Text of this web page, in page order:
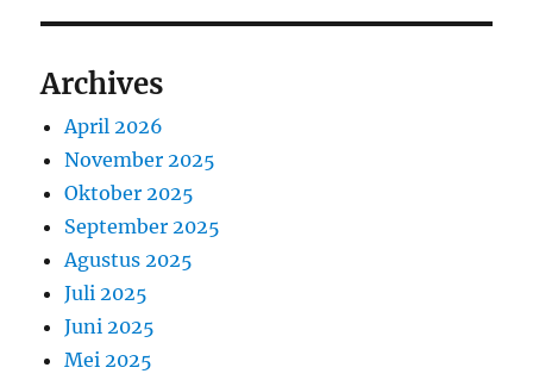
Archives
April 2026
November 2025
Oktober 2025
September 2025
Agustus 2025
Juli 2025
Juni 2025
Mei 2025